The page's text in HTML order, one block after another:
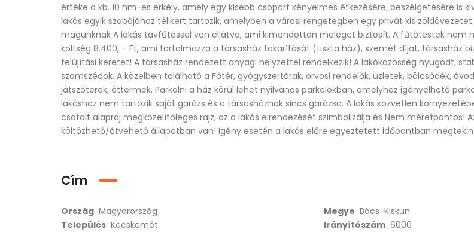
értéke a kb. 10 nm-es erkély, amely egy kisebb csoport kényelmes étkezésére, beszélgetésére is
lakás egyik szobájához télikert tartozik, amelyben a városi rengetegben egy privát kis
magunknak A lakás távfűtéssel van ellátva, ami kimondottan meleget biztosít. A fűtőtestek nem
költség 8.400, – Ft, ami tartalmazza a társasház takarítását (tiszta ház), szemét díjat, társasház
felújítási keretet! A társasház rendezett anyagi helyzettel rendelkezik! A lakóközösség nyugodt,
szomszédok. A közelben található a Főtér, gyógyszertárak, orvosi rendelők, üzletek, bölcsődék,
játszóterek, éttermek. Parkolni a ház körül lehet nyilvános parkolókban, amelyhez igényelhető
lakáshoz nem tartozik saját garázs és a társasháznak sincs garázsa. A lakás közvetlen
csatolt alapraj megközelítőleges rajz, az a lakás elrendezését szimbolizálja és Nem méretpontos!
költözhető/átvehető állapotban van! Igény esetén a lakás előre egyeztetett időpontban
Cím
Ország Magyarország Megye Bács-Kiskun
Település Kecskemét Irányítószám 6000
Eladó prémium, felújított lakás Budapest VI. kerületének szívében
219.900.000Ft 84